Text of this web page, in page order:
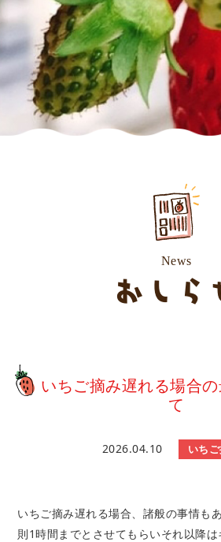
News
おしら
いちご摘み遅れる場合
て
2026.04.10 いち
いちご摘み遅れる場合、諸般の事情も
則1時間までとさせてもらいそれ以降は